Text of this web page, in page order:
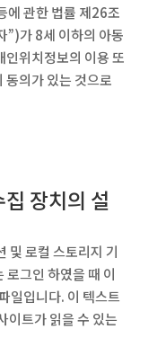
에 관한 법률 제26조
”)가 8세 이하의 아동
인위치정보의 이용 또
동의가 있는 것으로
장치의 설
및 로컬 스토리지 기
그인 하였을 때 이
일입니다. 이 텍스트
이트가 읽을 수 있는